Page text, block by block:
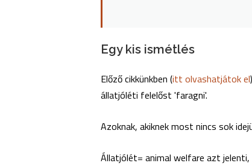
Egy kis ismétlés
Előző cikkünkben (itt olvashatjátok el
állatjóléti felelőst 'faragni'.
Azoknak, akiknek most nincs sok
Állatjólét= animal welfare azt